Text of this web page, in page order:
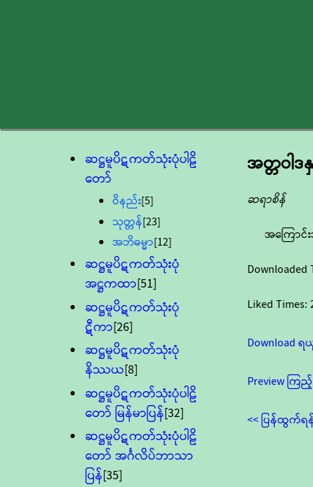
ဆဋ္ဌမူပိဋကတ်သုံးပုံပါဠိ
တော်
ဝိနည်း[5]
သုတ္တန်[23]
အဘိဓမ္မာ[12]
ဆဋ္ဌမူပိဋကတ်သုံးပုံ
အဋ္ဌကထာ[51]
ဆဋ္ဌမူပိဋကတ်သုံးပုံ
ဋီကာ[26]
ဆဋ္ဌမူပိဋကတ်သုံးပုံ
နိဿယ[8]
ဆဋ္ဌမူပိဋကတ်သုံးပုံပါဠိ
တော် မြန်မာပြန်[32]
ဆဋ္ဌမူပိဋကတ်သုံးပုံပါဠိ
တော် အင်္ဂလိပ်ဘာသာ
ပြန်[35]
အတ္တဝါ
ဆရာစိန်
အကြောင်
Downloaded
Liked Times:
Download
Preview ကြ
<< ပြန်ထွက်ရ